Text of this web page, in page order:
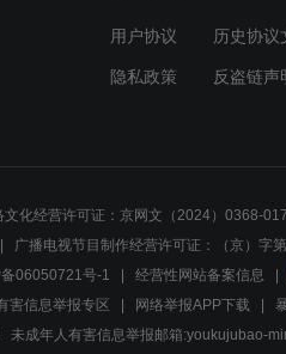
用户协议 历史协议
隐私政策 反盗链声
文化经营许可证：京网文（2024）0368-
广播电视节目制作经营许可证：（京）字
06050721号-1 经营性网站备案信息
害信息举报专区 网络举报APP下载
未成年人有害信息举报邮箱:youkujubao-